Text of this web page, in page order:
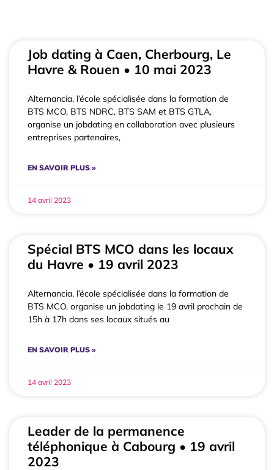
Job dating à Caen, Cherbourg, Le
Havre & Rouen • 10 mai 2023
Alternancia, l’école spécialisée dans la formation de
BTS MCO, BTS NDRC, BTS SAM et BTS GTLA,
organise un jobdating en collaboration avec plusieurs
entreprises partenaires,
EN SAVOIR PLUS »
14 avril 2023
Spécial BTS MCO dans les locaux
du Havre • 19 avril 2023
Alternancia, l’école spécialisée dans la formation de
BTS MCO, organise un jobdating le 19 avril prochain de
15h à 17h dans ses locaux situés au
EN SAVOIR PLUS »
14 avril 2023
Leader de la permanence
téléphonique à Cabourg • 19 avril
2023